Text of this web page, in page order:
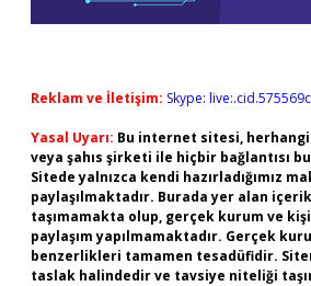
Reklam ve İletişim: Skype:
Yasal Uyarı: Bu internet sitesi,
veya şahıs şirketi ile hiçbir bağlantısı
Sitede yalnızca kendi hazırladığımız
paylaşılmaktadır. Burada yer alan
taşımamakta olup, gerçek kurum ve
paylaşım yapılmamaktadır. Gerçek
benzerlikleri tamamen tesadüfidir.
taslak halindedir ve tavsiye niteliği